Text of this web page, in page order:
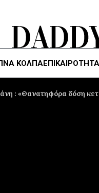
ΚΌΛΠΑΕΠΙΚΑΙΡΟΤΗΤΑ
: «Θανατηφόρα δόση